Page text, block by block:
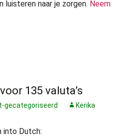
luisteren naar je zorgen. Neem
135 valuta’s
gecategoriseerd Kerika
into Dutch: